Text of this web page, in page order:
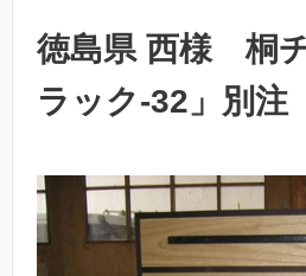
徳島県 西様 桐
ラック-32」別注